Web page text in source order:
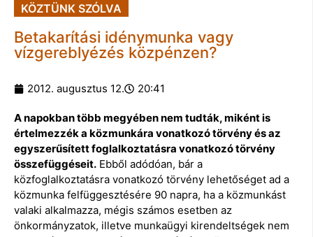
KÖZTÜNK SZÓLVA
Betakarítási idénymunka vagy
vízgereblyézés közpénzen?
2012. augusztus 12. 20:41
A napokban több megyében nem tudták, miként is
értelmezzék a közmunkára vonatkozó törvény és az
egyszerűsített foglalkoztatásra vonatkozó törvény
összefüggéseit. Ebből adódóan, bár a
közfoglalkoztatásra vonatkozó törvény lehetőséget ad a
közmunka felfüggesztésére 90 napra, ha a közmunkást
valaki alkalmazza, mégis számos esetben az
önkormányzatok, illetve munkaügyi kirendeltségek nem